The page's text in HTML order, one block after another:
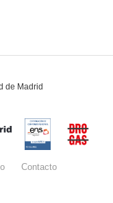
de Madrid
Certificación
conformidad
con el
Nacional de
Seguridad
del
legalContacto